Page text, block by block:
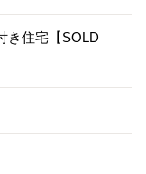
き住宅【SOLD